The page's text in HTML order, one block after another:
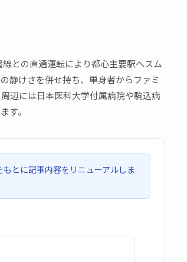
との直通運転により都心主要駅へスム
静けさを併せ持ち、単身者からファミ
辺には日本医科大学付属病院や駒込病
す。
とに記事内容をリニューアルしま